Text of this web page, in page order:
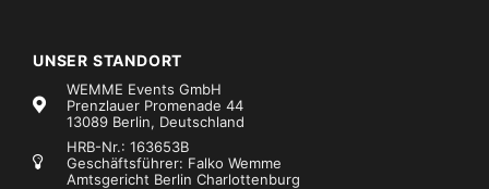
UNSER STANDORT
WEMME Events GmbH
Prenzlauer Promenade 44
13089 Berlin, Deutschland
HRB-Nr.: 163653B
Geschäftsführer: Falko Wemme
Amtsgericht Berlin Charlottenburg